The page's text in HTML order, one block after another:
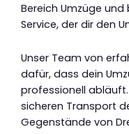
Bereich Umzüge
Service, der dir den
Unser Team von
dafür, dass dein
professionell
sicheren Transport
Gegenstände von